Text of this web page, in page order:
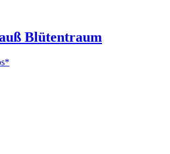
Blütentraum